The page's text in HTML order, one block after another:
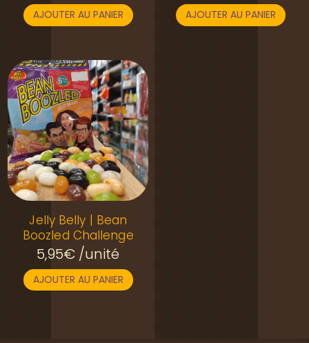
AJOUTER AU PANIER AJOUTER AU PANIER
Jelly Belly | Bean
Boozled Challenge
5,95€ /unité
AJOUTER AU PANIER